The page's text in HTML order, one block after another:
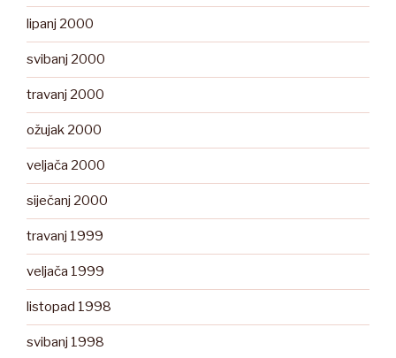
lipanj 2000
svibanj 2000
travanj 2000
ožujak 2000
veljača 2000
siječanj 2000
travanj 1999
veljača 1999
listopad 1998
svibanj 1998